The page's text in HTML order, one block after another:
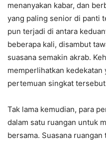
menanyakan kabar, dan
yang paling senior di panti
pun terjadi di antara
beberapa kali, disambut
suasana semakin akrab.
memperlihatkan kedekatan
pertemuan singkat
Tak lama kemudian, para
dalam satu ruangan untuk
bersama. Suasana